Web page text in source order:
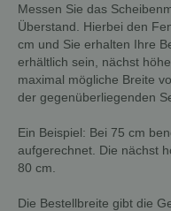
Messen Sie das
Überstand. Hierbei den
cm und Sie erhalten Ihre
erhältlich sein, nächst
maximal mögliche Breite
der gegenüberliegenden
Ein Beispiel: Bei 75 cm
aufgerechnet. Die nächst
80 cm.
Die Bestellbreite gibt die